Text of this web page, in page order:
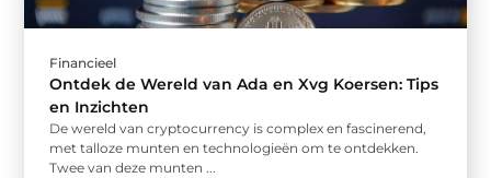
Financieel
Ontdek de Wereld van Ada en Xvg Koersen: Tips
en Inzichten
De wereld van cryptocurrency is complex en fascinerend,
met talloze munten en technologieën om te ontdekken.
Twee van deze munten ...